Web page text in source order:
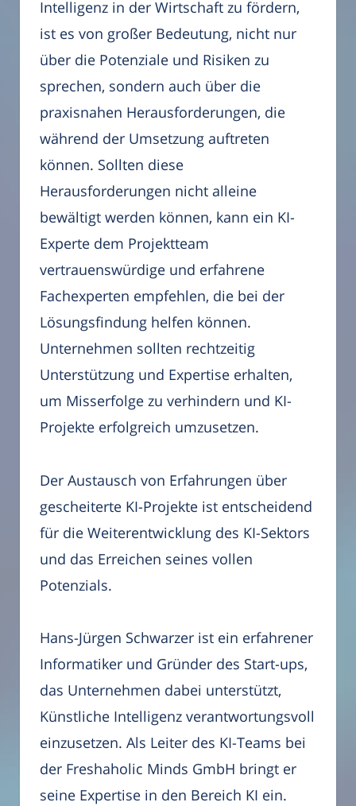
Intelligenz in der Wirtschaft zu fördern,
ist es von großer Bedeutung, nicht nur
über die Potenziale und Risiken zu
sprechen, sondern auch über die
praxisnahen Herausforderungen, die
während der Umsetzung auftreten
können. Sollten diese
Herausforderungen nicht alleine
bewältigt werden können, kann ein KI-
Experte dem Projektteam
vertrauenswürdige und erfahrene
Fachexperten empfehlen, die bei der
Lösungsfindung helfen können.
Unternehmen sollten rechtzeitig
Unterstützung und Expertise erhalten,
um Misserfolge zu verhindern und KI-
Projekte erfolgreich umzusetzen.
Der Austausch von Erfahrungen über
gescheiterte KI-Projekte ist entscheidend
für die Weiterentwicklung des KI-Sektors
und das Erreichen seines vollen
Potenzials.
Hans-Jürgen Schwarzer ist ein erfahrener
Informatiker und Gründer des Start-ups,
das Unternehmen dabei unterstützt,
Künstliche Intelligenz verantwortungsvoll
einzusetzen. Als Leiter des KI-Teams bei
der Freshaholic Minds GmbH bringt er
seine Expertise in den Bereich KI ein.